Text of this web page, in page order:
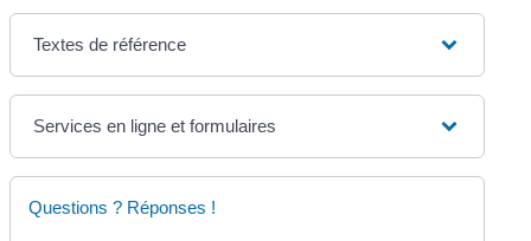
Textes de référence
Services en ligne et formulaires
Questions ? Réponses !